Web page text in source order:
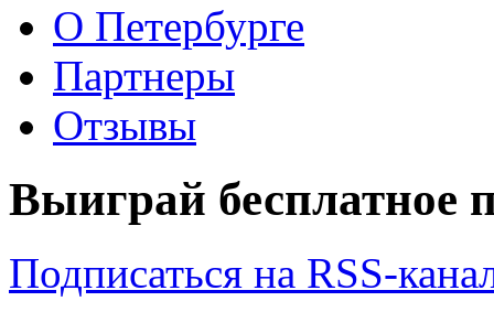
О Петербурге
Партнеры
Отзывы
Выиграй бесплатное
Подписаться на RSS-